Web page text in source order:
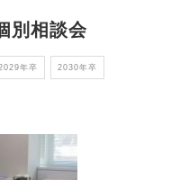
別相談会
年卒 2030年卒